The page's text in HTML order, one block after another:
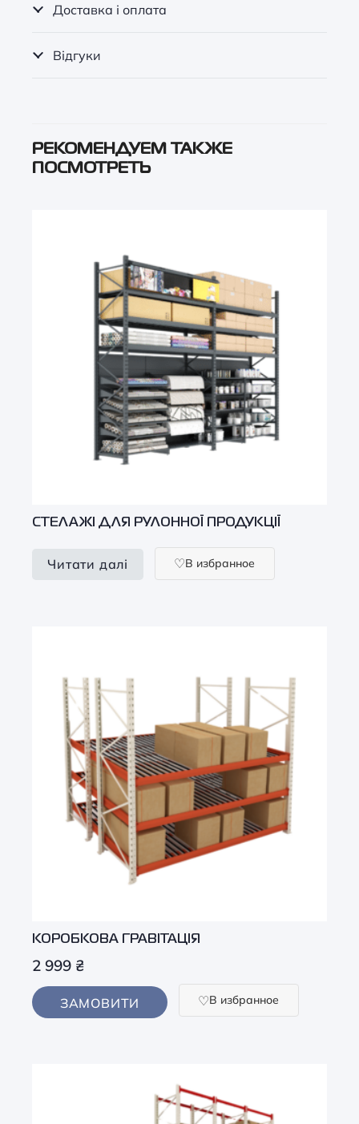
Доставка і оплата
Відгуки
РЕКОМЕНДУЕМ ТАКЖЕ
ПОСМОТРЕТЬ
СТЕЛАЖІ ДЛЯ РУЛОННОЇ ПРОДУКЦІЇ
Читати далі В избранное
КОРОБКОВА ГРАВІТАЦІЯ
2 999 ₴
ЗАМОВИТИ В избранное